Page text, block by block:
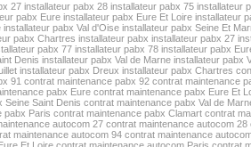
27 installateur pabx 28 installateur pabx 75 installateur
pabx Eure installateur pabx Eure Et Loire installateur
installateur pabx Val d'Oise installateur pabx Seine Et
pabx Chartres installateur pabx installateur pabx 27
pabx 77 installateur pabx 78 installateur pabx
Denis installateur pabx Val de Marne installateur pabx
installateur pabx Dreux installateur pabx Chartres
91 contrat maintenance pabx 92 contrat maintenance
pabx Eure contrat maintenance pabx Eure Et
Seine Saint Denis contrat maintenance pabx Val de
pabx Paris contrat maintenance pabx Clamart contrat
autocom 27 contrat maintenance autocom 28
maintenance autocom 94 contrat maintenance